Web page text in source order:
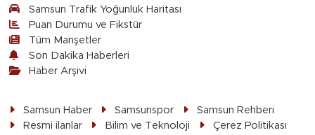
Samsun Trafik Yoğunluk Haritası
Puan Durumu ve Fikstür
Tüm Manşetler
Son Dakika Haberleri
Haber Arşivi
Samsun Haber Samsunspor
Samsun Rehberi
Resmi ilanlar
Bilim ve Teknoloji Çerez Politikası